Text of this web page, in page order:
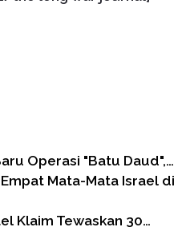
Operasi "Batu Daud",…
Mata-Mata Israel di
Klaim Tewaskan 30…